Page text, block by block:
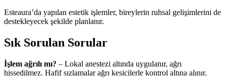
Esteaura’da yapılan estetik işlemler, bireylerin ruhsal gelişimlerini de
destekleyecek şekilde planlanır.
Sık Sorulan Sorular
İşlem ağrılı mı? – Lokal anestezi altında uygulanır, ağrı
hissedilmez. Hafif sızlamalar ağrı kesicilerle kontrol altına alınır.